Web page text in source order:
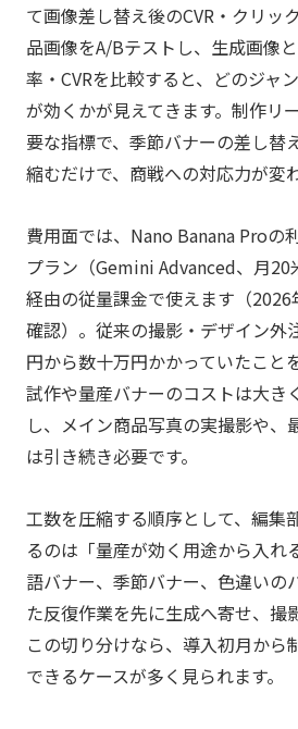
て画像差し替え後のCVR・クリッ
品画像をA/Bテストし、生成画像
率・CVRを比較すると、どのジャ
が効くかが見えてきます。制作リ
要な指標で、季節バナーの差し替
縮むだけで、商戦への対応力が変
費用面では、Nano Banana Proの
プラン（Gemini Advanced、月20
経由の従量課金で使えます（
確認）。従来の撮影・デザイン外
円から数十万円かかっていたこと
試作や量産バナーのコストは大き
し、メイン商品写真の実撮影や、
は引き続き必要です。
工数を圧縮する順序として、編集
るのは「量産が効く用途から入れ
語バナー、季節バナー、色違いの
た反復作業を先に生成へ寄せ、撮
この切り分けなら、導入初月から
できるケースが多く見られます。